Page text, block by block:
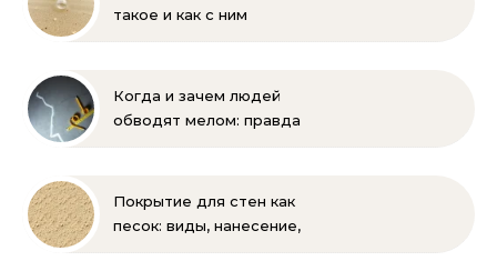
такое и как с ним
Когда и зачем людей
обводят мелом: правда
Покрытие для стен как
песок: виды, нанесение,